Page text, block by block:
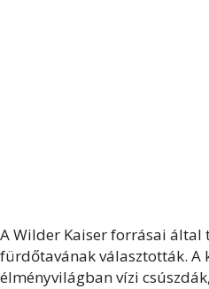
A Wilder Kaiser forrásai
fürdőtavának választották. A
élményvilágban vízi